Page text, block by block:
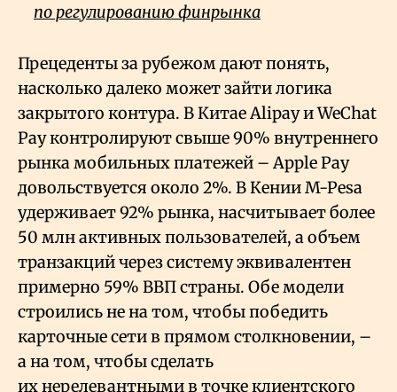
по регулированию финрынка
Прецеденты за рубежом дают понять,
насколько далеко может зайти логика
закрытого контура. В Китае Alipay и WeChat
Pay контролируют свыше 90% внутреннего
рынка мобильных платежей – Apple Pay
довольствуется около 2%. В Кении M-Pesa
удерживает 92% рынка, насчитывает более
50 млн активных пользователей, а объем
транзакций через систему эквивалентен
примерно 59% ВВП страны. Обе модели
строились не на том, чтобы победить
карточные сети в прямом столкновении, –
а на том, чтобы сделать
их нерелевантными в точке клиентского